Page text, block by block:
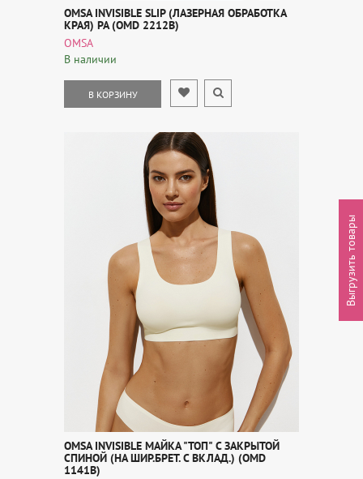
OMSA INVISIBLE SLIP (ЛАЗЕРНАЯ ОБРАБОТКА
КРАЯ) PA (OMD 2212B)
OMSA
В наличии
В КОРЗИНУ
OMSA INVISIBLE МАЙКА "ТОП" С ЗАКРЫТОЙ
СПИНОЙ (НА ШИР.БРЕТ. С ВКЛАД.) (OMD
1141B)
Выгрузить товары